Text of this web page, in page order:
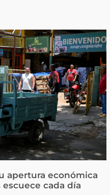
apertura económica
cada día